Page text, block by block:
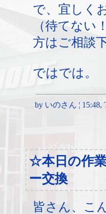
で、宜しく
（待てない
方はご相談
ではでは。
by いのさん ¦ 15:48,
☆本日の作
ー交換
皆さん、こ